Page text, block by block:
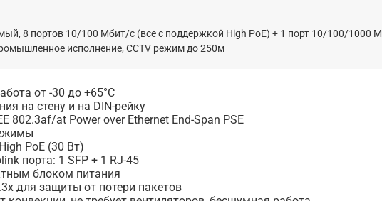
8 портов 10/100 Мбит/с (все с поддержкой High PoE) + 1 порт 10/100/1000
исполнение, CCTV режим до 250м
от -30 до +65°С
на стену и на DIN-рейку
802.3af/at Power over Ethernet End-Span PSE
PoE (30 Вт)
порта: 1 SFP + 1 RJ-45
блоком питания
для защиты от потери пакетов